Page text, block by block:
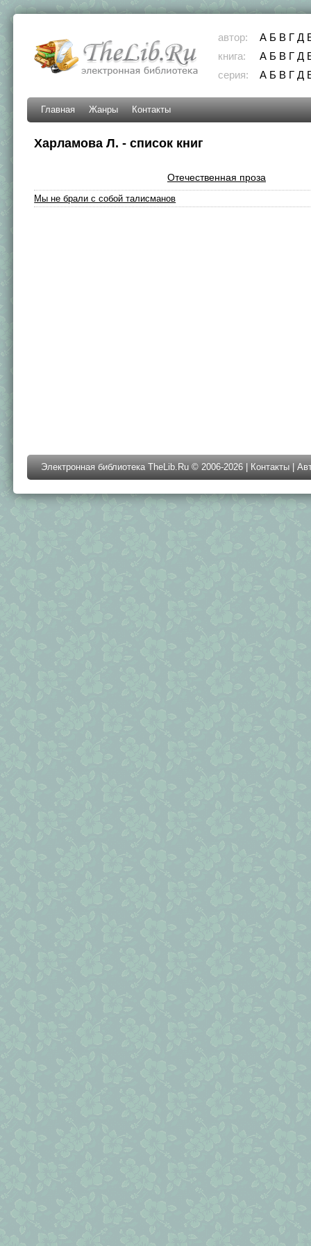
автор: А Б В Г Д
книга:
А Б В Г Д
серия:
А Б В Г Д
Главная Жанры Контакты
Харламова Л. - список книг
Отечественная проза
Мы не брали с собой талисманов
Электронная библиотека TheLib.Ru © 2006-2026 | Контакты |